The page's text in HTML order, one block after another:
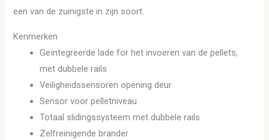
een van de zuinigste in zijn soort.
Kenmerken
Geïntegreerde lade for het invoeren van de pellets,
met dubbele rails
Veiligheidssensoren opening deur
Sensor voor pelletniveau
Totaal slidingssysteem met dubbele rails
Zelfreinigende brander